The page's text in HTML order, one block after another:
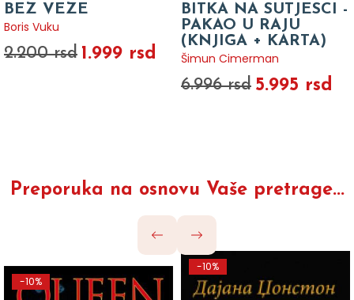
BEZ VEZE
Boris Vuku
2.200 rsd 1.999 rsd
BITKA NA SUTJESCI -
PAKAO U RAJU
(KNJIGA + KARTA)
Šimun Cimerman
6.996 rsd 5.995 rsd
Preporuka na osnovu Vaše pretrage...
-10%
-10%